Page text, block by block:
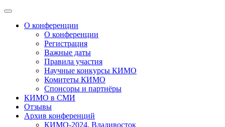
О конференции
О конференции
Регистрация
Важные даты
Правила участия
Научные конкурсы КИМО
Комитеты КИМО
Спонсоры и партнёры
КИМО в СМИ
Отзывы
Архив конференций
КИМО-2024. Владивосток